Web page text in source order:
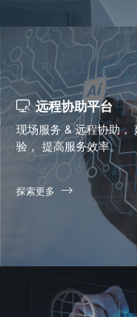
远程协助平台
现场服务 & 远程协助，
验， 提高服务效率。
探索更多